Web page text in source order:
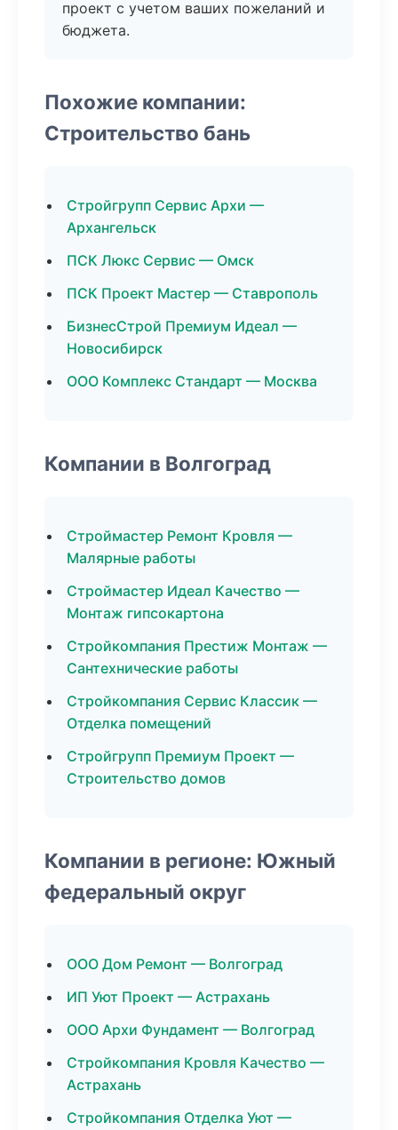
проект с учетом ваших пожеланий и
бюджета.
Похожие компании:
Строительство бань
Стройгрупп Сервис Архи —
Архангельск
ПСК Люкс Сервис — Омск
ПСК Проект Мастер — Ставрополь
БизнесСтрой Премиум Идеал —
Новосибирск
ООО Комплекс Стандарт — Москва
Компании в Волгоград
Строймастер Ремонт Кровля —
Малярные работы
Строймастер Идеал Качество —
Монтаж гипсокартона
Стройкомпания Престиж Монтаж —
Сантехнические работы
Стройкомпания Сервис Классик —
Отделка помещений
Стройгрупп Премиум Проект —
Строительство домов
Компании в регионе: Южный
федеральный округ
ООО Дом Ремонт — Волгоград
ИП Уют Проект — Астрахань
ООО Архи Фундамент — Волгоград
Стройкомпания Кровля Качество —
Астрахань
Стройкомпания Отделка Уют —